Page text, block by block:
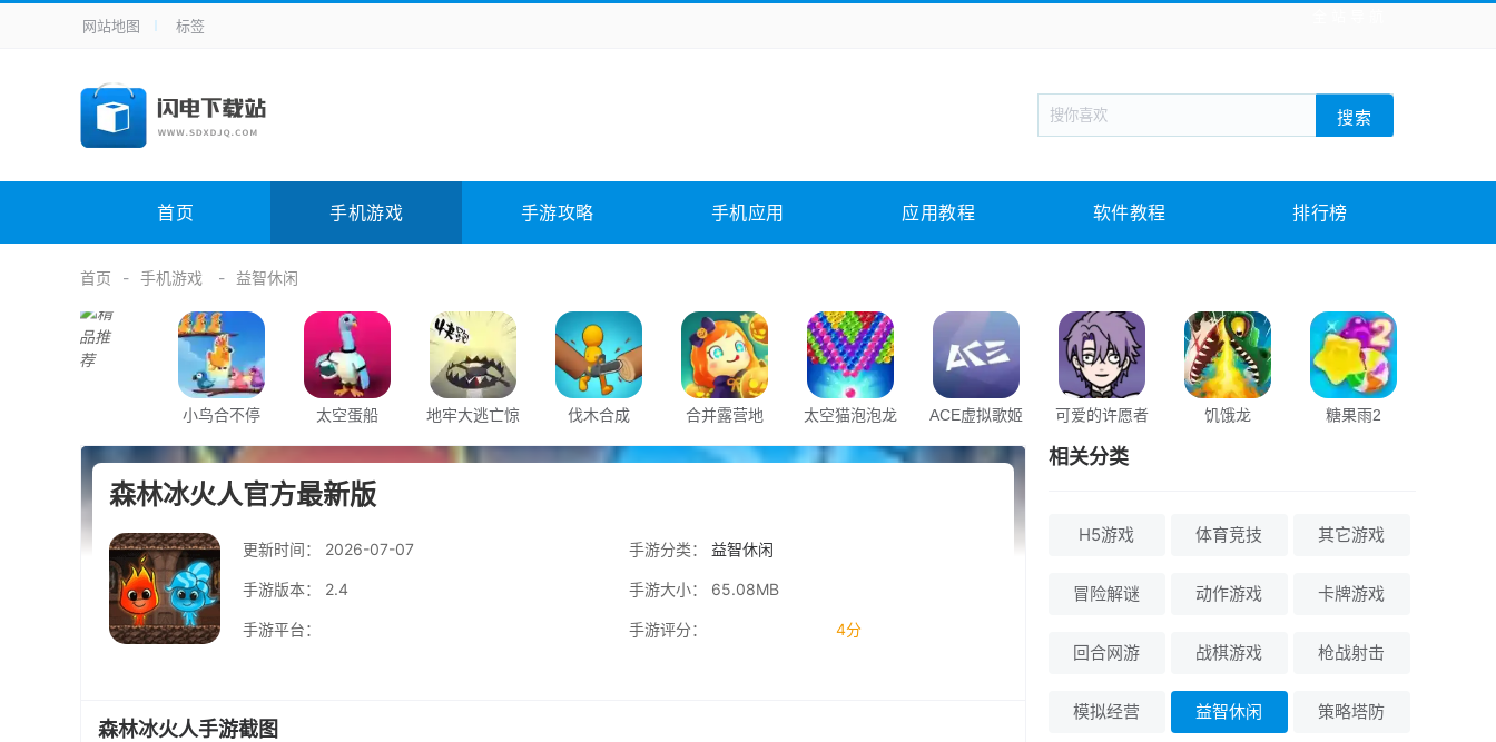
手机应用 新闻阅读 旅游出行 生活实用
手机游戏 H5游戏 回合网游 战棋游戏 枪战射击
电脑软件 其它类别 图形软件 安全相关 应用软件 影音软件 插件下载 教育教学 游戏娱乐 系统软件 素材下载
未分类 综合其它
网站地图 标签
搜索
首页 手机游戏 手游攻略 手机应用 应用教程 软件教程 排行榜
首页 手机游戏 益智休闲
小鸟合不停 太空蛋船
地牢大逃亡惊
伐木合成 合并露营地 太空猫泡泡龙 ACE虚拟歌姬 可爱的许愿者 饥饿龙 糖果雨2
森林冰火人官方最新版
更新时间： 2026-07-07 手游分类： 益智休闲
手游版本： 2.4 手游大小： 65.08MB
手游平台： 手游评分： 4分
森林冰火人手游截图
相关分类
H5游戏 体育竞技 其它游戏
冒险解谜 动作游戏 卡牌游戏
回合网游 战棋游戏 枪战射击
模拟经营 益智休闲 策略塔防